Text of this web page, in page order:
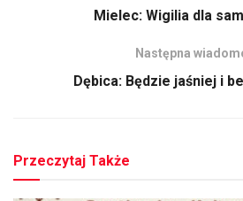
Mielec: Wigilia dla
Następna
Dębica: Będzie jaśniej i
Przeczytaj Także